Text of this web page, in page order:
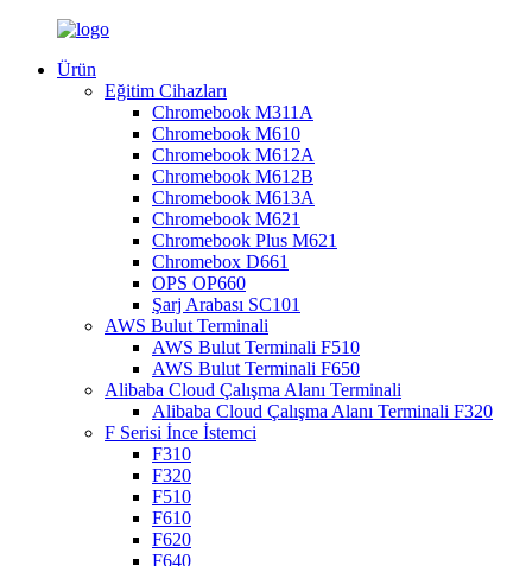
Ürün
Eğitim Cihazları
Chromebook M311A
Chromebook M610
Chromebook M612A
Chromebook M612B
Chromebook M613A
Chromebook M621
Chromebook Plus M621
Chromebox D661
OPS OP660
Şarj Arabası SC101
AWS Bulut Terminali
AWS Bulut Terminali F510
AWS Bulut Terminali F650
Alibaba Cloud Çalışma Alanı Terminali
Alibaba Cloud Çalışma Alanı Terminali F320
F Serisi İnce İstemci
F310
F320
F510
F610
F620
F640